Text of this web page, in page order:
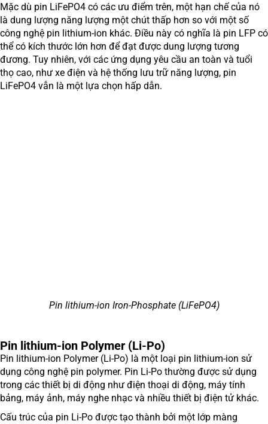
Mặc dù pin LiFePO4 có các ưu điểm trên, một hạn chế của nó
là dung lượng năng lượng một chút thấp hơn so với một số
công nghệ pin lithium-ion khác. Điều này có nghĩa là pin LFP có
thể có kích thước lớn hơn để đạt được dung lượng tương
đương. Tuy nhiên, với các ứng dụng yêu cầu an toàn và tuổi
thọ cao, như xe điện và hệ thống lưu trữ năng lượng, pin
LiFePO4 vẫn là một lựa chọn hấp dẫn.
Pin lithium-ion Iron-Phosphate (LiFePO4)
Pin lithium-ion Polymer (Li-Po)
Pin lithium-ion Polymer (Li-Po) là một loại pin lithium-ion sử
dụng công nghệ pin polymer. Pin Li-Po thường được sử dụng
trong các thiết bị di động như điện thoại di động, máy tính
bảng, máy ảnh, máy nghe nhạc và nhiều thiết bị điện tử khác.
Cấu trúc của pin Li-Po được tạo thành bởi một lớp màng